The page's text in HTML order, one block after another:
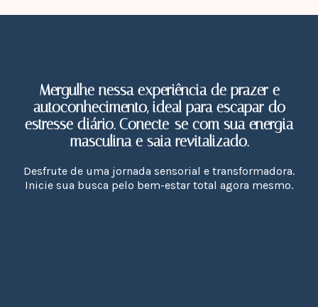
Mergulhe nessa experiência de prazer e
autoconhecimento, ideal para escapar do
estresse diário. Conecte-se com sua energia
masculina e saia revitalizado.
Desfrute de uma jornada sensorial e transformadora.
Inicie sua busca pelo bem-estar total agora mesmo.